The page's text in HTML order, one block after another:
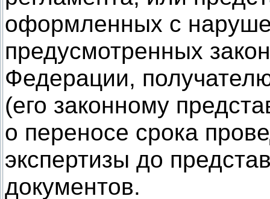
оформленных с
предусмотренных
Федерации,
(его законному
о переносе срока
экспертизы до
документов.